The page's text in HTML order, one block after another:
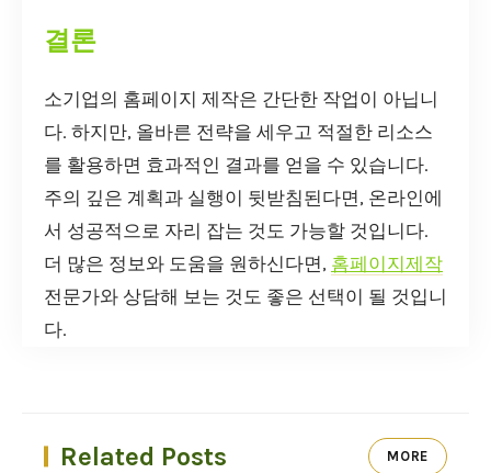
결론
소기업의 홈페이지 제작은 간단한 작업이 아닙니
다. 하지만, 올바른 전략을 세우고 적절한 리소스
를 활용하면 효과적인 결과를 얻을 수 있습니다.
주의 깊은 계획과 실행이 뒷받침된다면, 온라인에
서 성공적으로 자리 잡는 것도 가능할 것입니다.
더 많은 정보와 도움을 원하신다면, 홈페이지제작
전문가와 상담해 보는 것도 좋은 선택이 될 것입니
다.
Related Posts MORE